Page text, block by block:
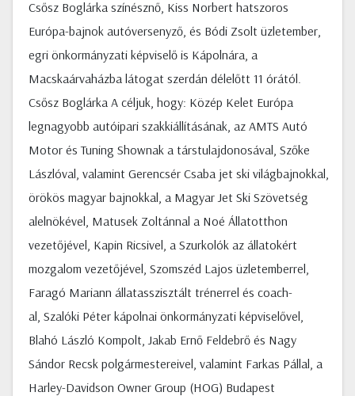
Csősz Boglárka színésznő, Kiss Norbert hatszoros
Európa-bajnok autóversenyző, és Bódi Zsolt üzletember,
egri önkormányzati képviselő is Kápolnára, a
Macskaárvaházba látogat szerdán délelőtt 11 órától.
Csősz Boglárka A céljuk, hogy: Közép Kelet Európa
legnagyobb autóipari szakkiállításának, az AMTS Autó
Motor és Tuning Shownak a társtulajdonosával, Szőke
Lászlóval, valamint Gerencsér Csaba jet ski világbajnokkal,
örökös magyar bajnokkal, a Magyar Jet Ski Szövetség
alelnökével, Matusek Zoltánnal a Noé Állatotthon
vezetőjével, Kapin Ricsivel, a Szurkolók az állatokért
mozgalom vezetőjével, Szomszéd Lajos üzletemberrel,
Faragó Mariann állatasszisztált trénerrel és coach-
al, Szalóki Péter kápolnai önkormányzati képviselővel,
Blahó László Kompolt, Jakab Ernő Feldebrő és Nagy
Sándor Recsk polgármestereivel, valamint Farkas Pállal, a
Harley-Davidson Owner Group (HOG) Budapest